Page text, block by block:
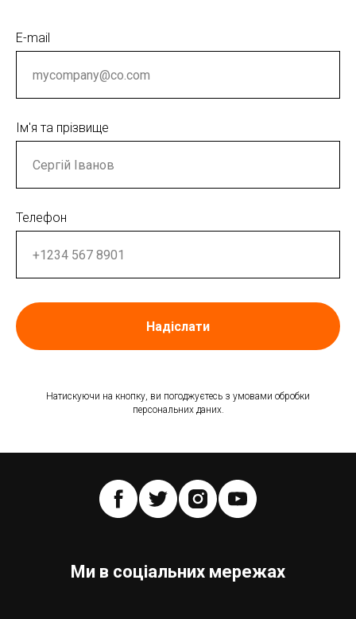
E-mail
Ім'я та прізвище
Телефон
Надіслати
Натискуючи на кнопку, ви погоджуєтесь з умовами обробки
персональних даних.
Ми в соціальних мережах